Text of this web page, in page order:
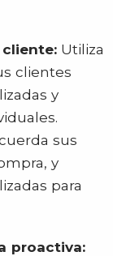
Utiliza
clientes
y
sus
y
para
proactiva: